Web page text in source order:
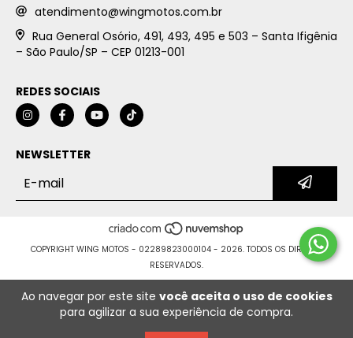
Ao navegar por este site você aceita o uso de cookies
para agilizar a sua experiência de compra.
atendimento@wingmotos.com.br
Rua General Osório, 491, 493, 495 e 503 – Santa Ifigênia
– São Paulo/SP – CEP 01213-001
REDES SOCIAIS
NEWSLETTER
COPYRIGHT WING MOTOS - 02289823000104 - 2026. TODOS OS DIREITOS
RESERVADOS.